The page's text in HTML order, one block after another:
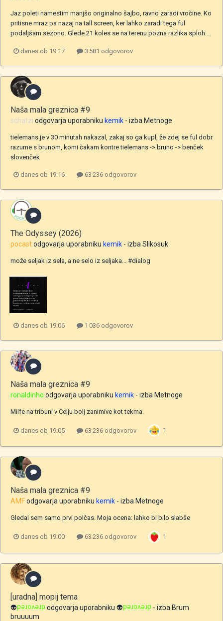
Jaz poleti namestim manjšo originalno šajbo, ravno zaradi vročine. Ko
pritisne mraz pa nazaj na tall screen, ker lahko zaradi tega ful
podaljšam sezono. Glede 21 koles se na terenu pozna razlika sploh...
danes ob 19:17 3 581 odgovorov
Naša mala greznica #9
schatzi odgovarja uporabniku kemik - izba Metnoge
tielemans je v 30 minutah nakazal, zakaj so ga kupl, že zdej se ful dobr
razume s brunom, komi čakam kontre tielemans -> bruno -> benček
slovenček
danes ob 19:16 63 236 odgovorov
The Odyssey (2026)
pocastodgovarja uporabniku kemik - izba Slikosuk
može seljak iz sela, a ne selo iz seljaka... #dialog
danes ob 19:06 1 036 odgovorov
Naša mala greznica #9
ronaldinho odgovarja uporabniku kemik - izba Metnoge
Milfe na tribuni v Celju bolj zanimive kot tekma.
danes ob 19:05 63 236 odgovorov 1
Naša mala greznica #9
AMFodgovarja uporabniku kemik - izba Metnoge
Gledal sem samo prvi polčas. Moja ocena: lahko bi bilo slabše
danes ob 19:00 63 236 odgovorov 1
[uradna] mopij tema
👽drevoredodgovarja uporabniku 👽drevored - izba Brum
bruuuum